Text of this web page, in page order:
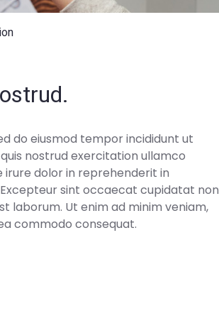
do eiusmod tempor incididunt ut
nostrud exercitation ullamco
irure dolor in reprehenderit in
sint occaecat cupidatat non
laborum. Ut enim ad minim veniam,
commodo consequat.